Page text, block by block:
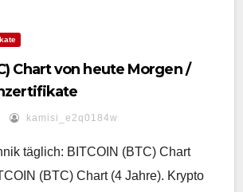
Chart von heute Morgen /
kamisi_e2q0184w
täglich: BITCOIN (BTC) Chart
(BTC) Chart (4 Jahre). Krypto